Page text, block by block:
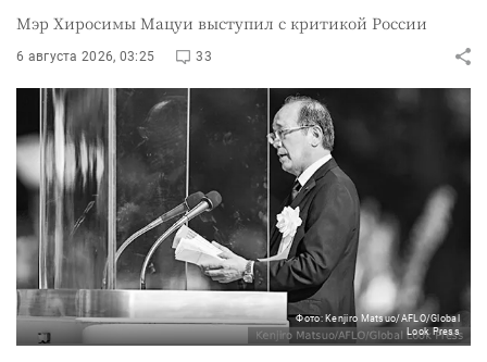
Мэр Хиросимы Мацуи выступил с критикой России
6 августа 2026, 03:25 33
Фото: Kenjiro Matsuo/AFLO/Global
Look Press